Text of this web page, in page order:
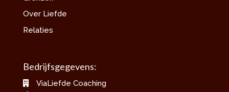
Over Liefde
Relaties
Bedrijfsgegevens:
ViaLiefde Coaching